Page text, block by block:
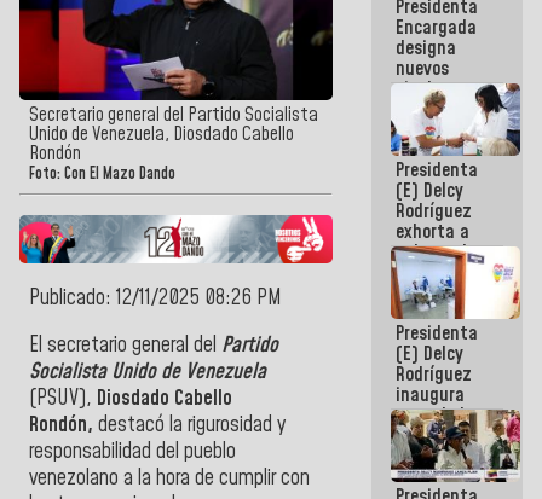
Secretario general del Partido Socialista
Unido de Venezuela, Diosdado Cabello
Rondón
Foto: Con El Mazo Dando
Publicado: 12/11/2025 08:26 PM
El secretario general del Partido
Socialista Unido de Venezuela
(PSUV), Diosdado Cabello
Rondón, destacó la rigurosidad y
responsabilidad del pueblo
venezolano a la hora de cumplir con
23 en los
Centroamericanos
Presidenta
Encargada
designa
nuevos
titulares en
Viceministerio
de Energía
Eléctrica y
CORPOELEC
Presidenta
(E) Delcy
Rodríguez
exhorta a
gobernadores
y alcaldes a
edificar
casas para
abuelos
Presidenta
(E) Delcy
Rodríguez
inaugura
casa de los
Abuelos
Primavera
en Caracas